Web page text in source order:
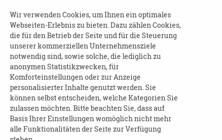
oder soziale Netzwerke: Wer virtuell unterwegs
ist, hinterlässt Spuren – auch über den Tod
hinaus.
Beginn und Dauer: am 23.09.2025 von 16:30 bis
18:00 Uhr (oder am 22.09.2025 zur gleichen
Uhrzeit)
Wo: in der Verbraucherzentrale Sachsen -
Beratungszentrum Chemnitz
Wir verwenden Cookies, um Ihnen ein optimales
Webseiten-Erlebnis zu bieten. Dazu zählen Cookies,
die für den Betrieb der Seite und für die Steuerung
unserer kommerziellen Unternehmensziele
notwendig sind, sowie solche, die lediglich zu
anonymen Statistikzwecken, für
Komforteinstellungen oder zur Anzeige
personalisierter Inhalte genutzt werden. Sie
können selbst entscheiden, welche Kategorien Sie
zulassen möchten. Bitte beachten Sie, dass auf
Basis Ihrer Einstellungen womöglich nicht mehr
alle Funktionalitäten der Seite zur Verfügung